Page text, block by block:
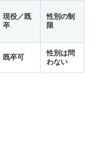
現役／既
卒
性別の制
限
既卒可
性別は問
わない